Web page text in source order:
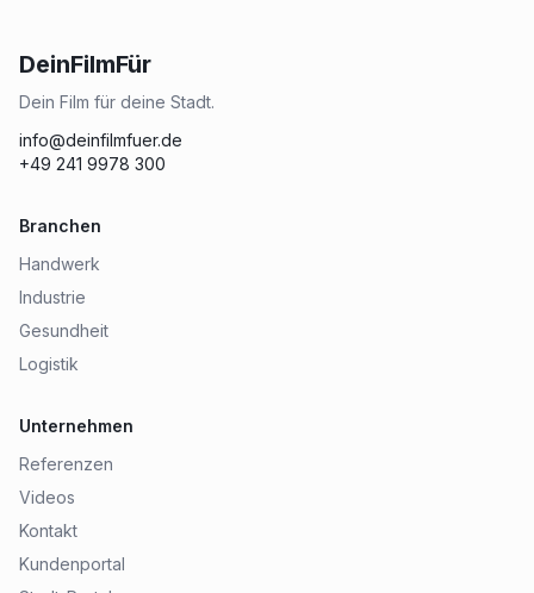
DeinFilmFür
Dein Film für deine Stadt.
info@deinfilmfuer.de
+49 241 9978 300
Branchen
Handwerk
Industrie
Gesundheit
Logistik
Unternehmen
Referenzen
Videos
Kontakt
Kundenportal